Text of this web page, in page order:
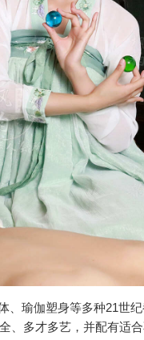
瑜伽塑身等多种21世
、多才多艺，并配有适